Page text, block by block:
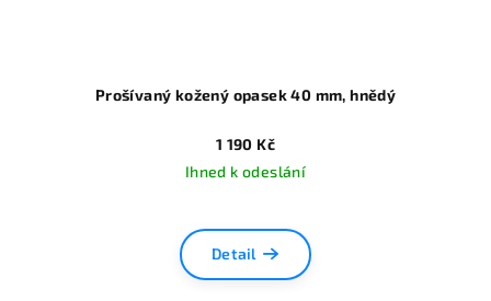
Prošívaný kožený opasek 40 mm, hnědý
1 190 Kč
Ihned k odeslání
Detail